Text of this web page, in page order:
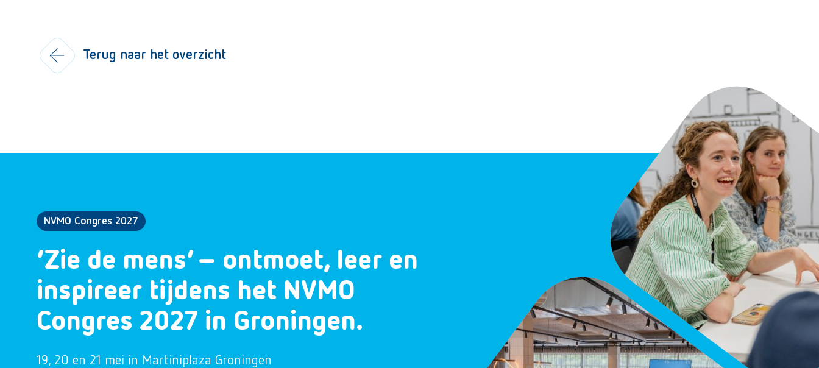
Terug naar het overzicht
NVMO Congres 2027
‘Zie de mens’ – ontmoet, leer en
inspireer tijdens het NVMO
Congres 2027 in Groningen.
19, 20 en 21 mei in Martiniplaza Groningen